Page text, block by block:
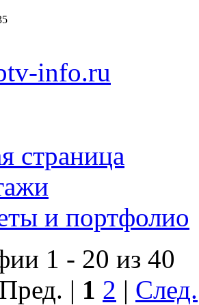
info.ru
страница
и портфолио
1 - 20 из 40
| 1 2 | След.